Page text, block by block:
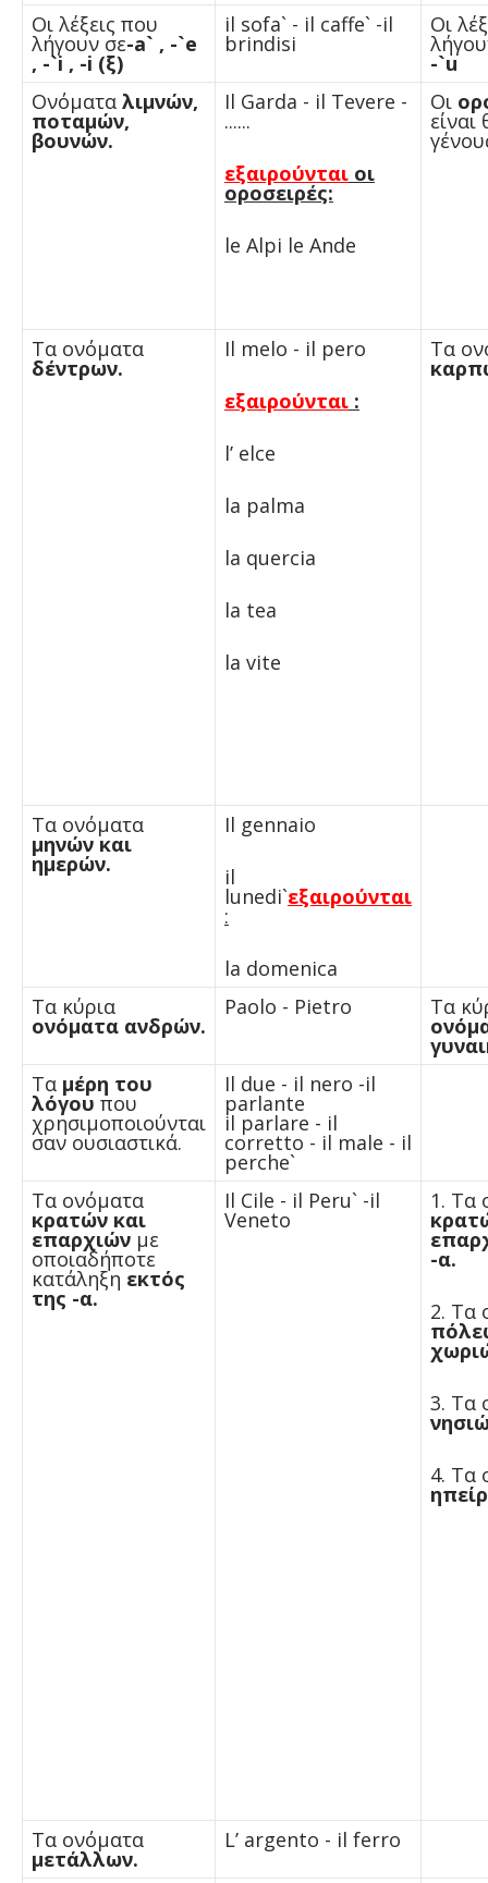
Οι λέξεις που
λήγουν σε-a` , -`e
, -`i , -i (ξ)
il sofa` - il caffe` -il
brindisi
Οι
-`u
Ονόματα λιμνών,
ποταμών,
βουνών.
Il Garda - il Tevere -
......
εξαιρούνταιοι
οροσειρές:
le Alpi le Ande
Οι
Τα ονόματα
δέντρων.
Il melo - il pero
εξαιρούνται:
l’ elce
la palma
la quercia
la tea
la vite
Τα
Τα ονόματα
μηνών και
ημερών.
Il gennaio
il
lunedi`εξαιρούνται
:
la domenica
Tα κύρια
ονόματα ανδρών.
Paolo - Pietro Tα
Τα μέρη του
λόγου που
χρησιμοποιούνται
σαν ουσιαστικά.
Il due - il nero -il
parlante
il parlare - il
corretto - il male - il
perche`
Τα ονόματα
κρατών και
επαρχιώνμε
οποιαδήποτε
κατάληξη εκτός
της -α.
Il Cile - il Peru` -il
Veneto
1. Τα
-α.
2. Τα
3. Τα
4. Τα
Τα ονόματα
μετάλλων.
L’ argento - il ferro